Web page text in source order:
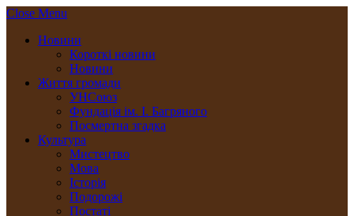
Close Menu
Новини
Короткі новини
Новини
Життя громади
УНСоюз
Фундація ім. І. Багряного
Посмертна згадка
Культура
Мистецтво
Мова
Історія
Подорожі
Постаті